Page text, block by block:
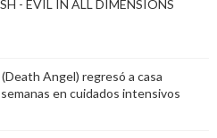
- EVIL IN ALL DIMENSIONS
Angel) regresó a casa
en cuidados intensivos